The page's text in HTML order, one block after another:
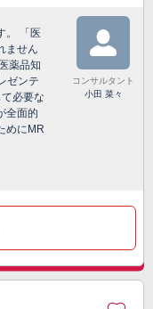
。 「医
ません
薬品知
ゼンテ
必要な
全面的
めにMR
コンサルタント
小田 菜々